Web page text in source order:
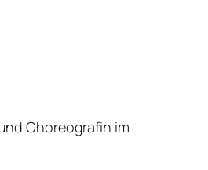
Choreografin im